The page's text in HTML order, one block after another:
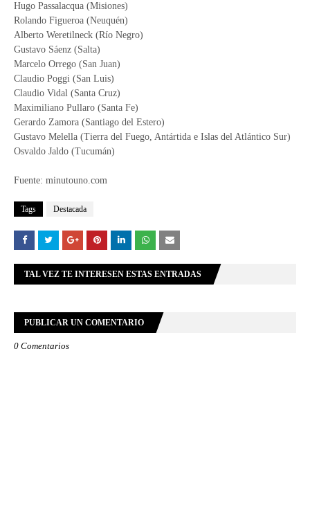
Hugo Passalacqua (Misiones)
Rolando Figueroa (Neuquén)
Alberto Weretilneck (Río Negro)
Gustavo Sáenz (Salta)
Marcelo Orrego (San Juan)
Claudio Poggi (San Luis)
Claudio Vidal (Santa Cruz)
Maximiliano Pullaro (Santa Fe)
Gerardo Zamora (Santiago del Estero)
Gustavo Melella (Tierra del Fuego, Antártida e Islas del Atlántico Sur)
Osvaldo Jaldo (Tucumán)
Fuente: minutouno.com
Tags Destacada
TAL VEZ TE INTERESEN ESTAS ENTRADAS
PUBLICAR UN COMENTARIO
0 Comentarios